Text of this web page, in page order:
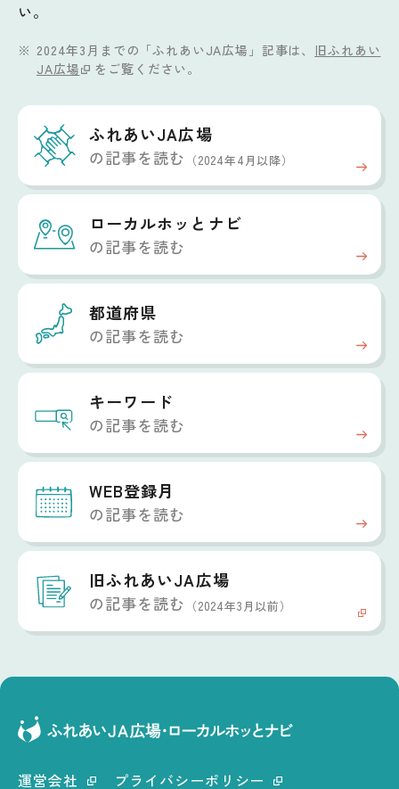
い。
2024年3月までの「ふれあいJA広場」記事は、 旧ふれあい
JA広場
をご覧ください。
ふれあいJA広場
の記事を読む （2024年4月以降）
ローカルホッと ナビ
の記事を読む
都道府県
の記事を読む
キーワード
の記事を読む
WEB登録月
の記事を読む
旧ふれあいJA広場
の記事を読む （2024年3月以前）
運営会社 プライバシーポリシー